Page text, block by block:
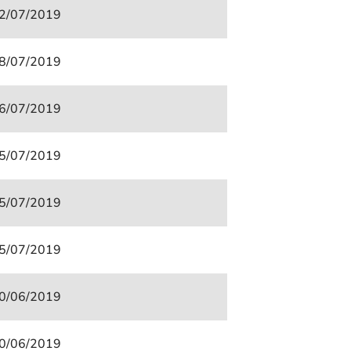
07/2019
07/2019
07/2019
07/2019
07/2019
07/2019
06/2019
06/2019